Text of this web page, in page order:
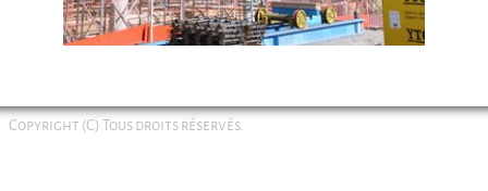
Copyright (C) Tous droits réservés.